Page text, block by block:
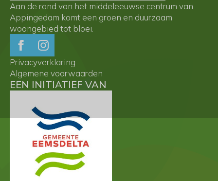
Aan de rand van het middeleeuwse centrum van
Appingedam komt een groen en duurzaam
woongebied tot bloei.
Privacyverklaring
Algemene voorwaarden
EEN INITIATIEF VAN